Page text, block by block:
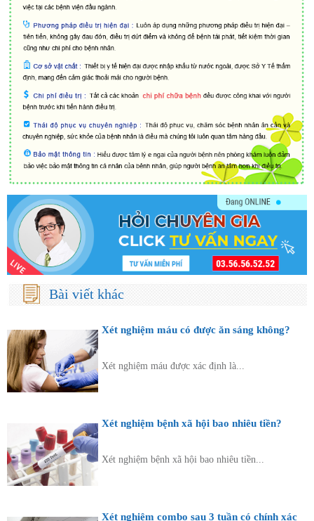
Bài viết khác
Xét nghiệm máu có được ăn sáng không?
Xét nghiệm máu được xác định là...
Xét nghiệm bệnh xã hội bao nhiêu tiền?
Xét nghiệm bệnh xã hội bao nhiêu tiền...
Xét nghiệm combo sau 3 tuần có chính xác